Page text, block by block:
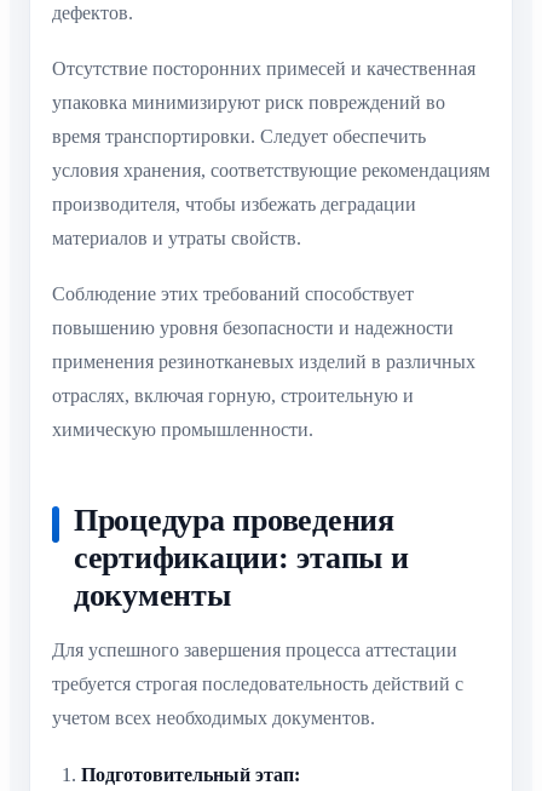
дефектов.
Отсутствие посторонних примесей и качественная
упаковка минимизируют риск повреждений во
время транспортировки. Следует обеспечить
условия хранения, соответствующие рекомендациям
производителя, чтобы избежать деградации
материалов и утраты свойств.
Соблюдение этих требований способствует
повышению уровня безопасности и надежности
применения резинотканевых изделий в различных
отраслях, включая горную, строительную и
химическую промышленности.
Процедура проведения
сертификации: этапы и
документы
Для успешного завершения процесса аттестации
требуется строгая последовательность действий с
учетом всех необходимых документов.
Подготовительный этап: